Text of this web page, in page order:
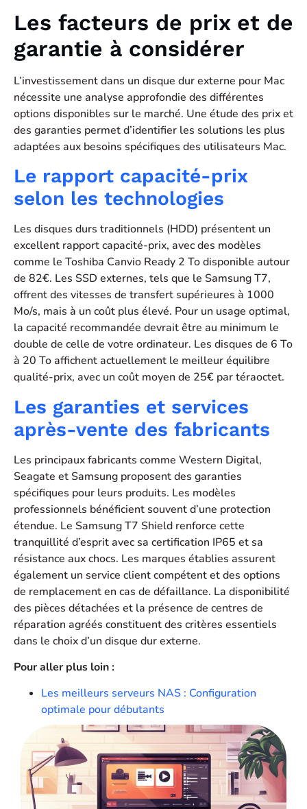
Les facteurs de prix et de
garantie à considérer
L’investissement dans un disque dur externe pour Mac
nécessite une analyse approfondie des différentes
options disponibles sur le marché. Une étude des prix et
des garanties permet d’identifier les solutions les plus
adaptées aux besoins spécifiques des utilisateurs Mac.
Le rapport capacité-prix
selon les technologies
Les disques durs traditionnels (HDD) présentent un
excellent rapport capacité-prix, avec des modèles
comme le Toshiba Canvio Ready 2 To disponible autour
de 82€. Les SSD externes, tels que le Samsung T7,
offrent des vitesses de transfert supérieures à 1000
Mo/s, mais à un coût plus élevé. Pour un usage optimal,
la capacité recommandée devrait être au minimum le
double de celle de votre ordinateur. Les disques de 6 To
à 20 To affichent actuellement le meilleur équilibre
qualité-prix, avec un coût moyen de 25€ par téraoctet.
Les garanties et services
après-vente des fabricants
Les principaux fabricants comme Western Digital,
Seagate et Samsung proposent des garanties
spécifiques pour leurs produits. Les modèles
professionnels bénéficient souvent d’une protection
étendue. Le Samsung T7 Shield renforce cette
tranquillité d’esprit avec sa certification IP65 et sa
résistance aux chocs. Les marques établies assurent
également un service client compétent et des options
de remplacement en cas de défaillance. La disponibilité
des pièces détachées et la présence de centres de
réparation agréés constituent des critères essentiels
dans le choix d’un disque dur externe.
Pour aller plus loin :
Les meilleurs serveurs NAS : Configuration
optimale pour débutants